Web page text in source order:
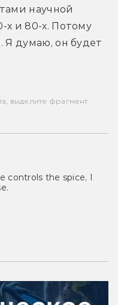
научной
х и 80-х. Потому
Я думаю, он будет
выделите фрагмент
controls the spice, I